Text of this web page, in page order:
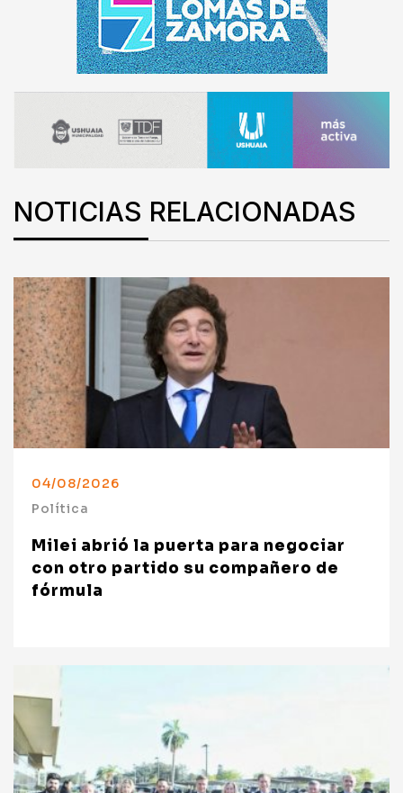
NOTICIAS RELACIONADAS
04/08/2026
Política
Milei abrió la puerta para negociar
con otro partido su compañero de
fórmula